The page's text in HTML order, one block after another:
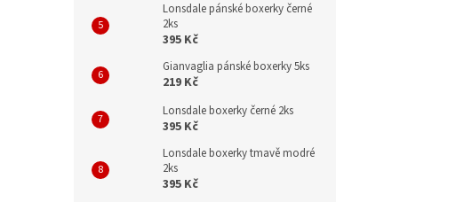
Lonsdale pánské boxerky černé
2ks
395 Kč
Gianvaglia pánské boxerky 5ks
219 Kč
Lonsdale boxerky černé 2ks
395 Kč
Lonsdale boxerky tmavě modré
2ks
395 Kč